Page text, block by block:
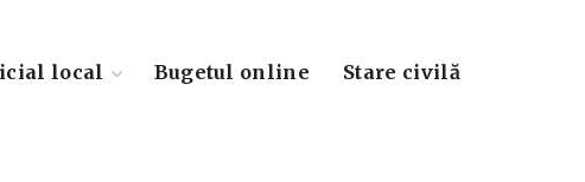
local Bugetul online Stare civilă